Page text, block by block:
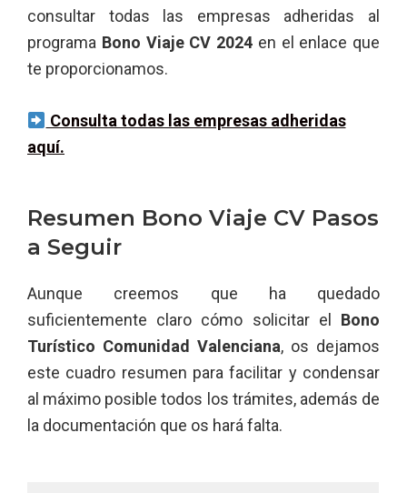
consultar todas las empresas adheridas al
programa Bono Viaje CV 2024 en el enlace que
te proporcionamos.
Consulta todas las empresas adheridas
aquí.
Resumen Bono Viaje CV Pasos
a Seguir
Aunque creemos que ha quedado
suficientemente claro cómo solicitar el Bono
Turístico Comunidad Valenciana, os dejamos
este cuadro resumen para facilitar y condensar
al máximo posible todos los trámites, además de
la documentación que os hará falta.